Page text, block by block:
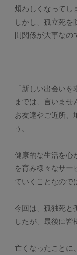
煩わしくなってし
しかし、孤立死を
間関係が大事なの
「新しい出会い
までは、言いませ
お友達やご近所、
う。
健康的な生活を心
を育み様々なサー
ていくことなので
今回は、孤独死と
したが、最後に皆
亡くなったことに